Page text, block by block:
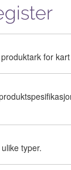
for
typer.